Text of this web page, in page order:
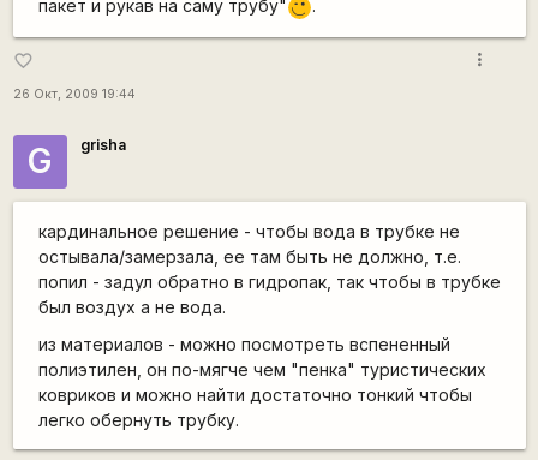
пакет и рукав на саму трубу" ;) .
favorite_border
26 Окт, 2009 19:44
more_vert
G grisha
кардинальное решение - чтобы вода в трубке не
остывала/замерзала, ее там быть не должно, т.е.
попил - задул обратно в гидропак, так чтобы в трубке
был воздух а не вода.
из материалов - можно посмотреть вспененный
полиэтилен, он по-мягче чем "пенка" туристических
ковриков и можно найти достаточно тонкий чтобы
легко обернуть трубку.